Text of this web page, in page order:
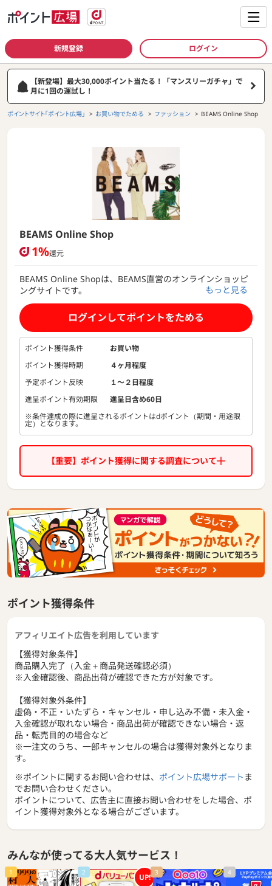
新規登録 ログイン
【新登場】最大30,000ポイント当たる！「マンスリーガチャ」で
月に1回の運試し！
ポイントサイト「ポイント広場」 お買い物でためる ファッション BEAMS Online Shop
BEAMS Online Shop
1%還元
BEAMS Online Shopは、BEAMS直営のオンラインショッピ
ングサイトです。
もっと見る
ログインしてポイントをためる
ポイント獲得条件
お買い物
ポイント獲得時期
４ヶ月程度
予定ポイント反映
１〜２日程度
進呈ポイント有効期限
進呈日含め60日
※条件達成の際に進呈されるポイントはdポイント（期間・用途限
定）となります。
【重要】ポイント獲得に関する調査について
ポイント獲得条件
アフィリエイト広告を利用しています
【獲得対象条件】
商品購入完了（入金＋商品発送確認必須）
※入金確認後、商品出荷が確認できた方が対象です。
【獲得対象外条件】
虚偽・不正・いたずら・キャンセル・申し込み不備・未入金・
入金確認が取れない場合・商品出荷が確認できない場合・返
品・転売目的の場合など
※一注文のうち、一部キャンセルの場合は獲得対象外となりま
す。
※ポイントに関するお問い合わせは、 ポイント広場サポート ま
でお問い合わせください。
ポイントについて、広告主に直接お問い合わせをした場合、ポ
イント獲得対象外となる場合がございます。
みんなが使ってる大人気サービス！
1 2 UP! 3 4